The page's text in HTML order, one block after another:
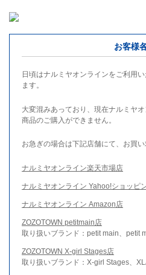
お客様
日頃はナルミヤオンラインをご利用
ます。
大変混みあっており、現在ナルミヤ
商品のご購入ができません。
お急ぎの場合は下記店舗にて、お買い
ナルミヤオンライン楽天市場店
ナルミヤオンライン Yahoo!ショッピ
ナルミヤオンライン Amazon店
ZOZOTOWN petitmain店
取り扱いブランド：petit main、petit
ZOZOTOWN X-girl Stages店
取り扱いブランド：X-girl Stages、